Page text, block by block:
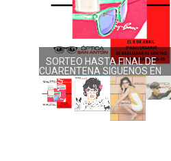
SORTEO HASTA FINAL DE
CUARENTENA SIGUENOS EN
RRSS
NUEVA COLECCIÓN DOLORES
PROMESAS